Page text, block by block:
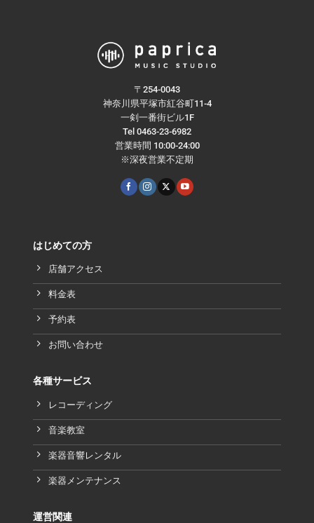
〒254-0043
神奈川県平塚市紅谷町11-4
一剣一番街ビル1F
Tel 0463-23-6982
営業時間 10:00-24:00
※深夜営業不定期
はじめての方
店舗アクセス
料金表
予約表
お問い合わせ
各種サービス
レコーディング
音楽教室
楽器音響レンタル
楽器メンテナンス
運営関連